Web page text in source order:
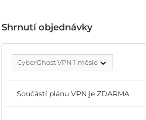
Shrnutí objednávky
CyberGhost VPN 1 měsíc
Součástí plánu VPN je ZDARMA